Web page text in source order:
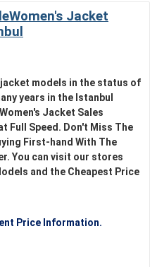
Jacket
jacket models in the status of
years in the Istanbul
Jacket Sales
Full Speed. Don't Miss The
First-hand With The
You can visit our stores
and the Cheapest Price
Price Information.